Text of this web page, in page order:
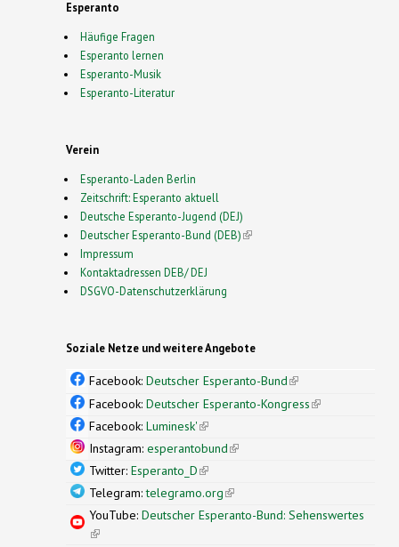
Esperanto
Häufige Fragen
Esperanto lernen
Esperanto-Musik
Esperanto-Literatur
Verein
Esperanto-Laden Berlin
Zeitschrift: Esperanto aktuell
Deutsche Esperanto-Jugend (DEJ)
Deutscher Esperanto-Bund (DEB)(link is external)
Impressum
Kontaktadressen DEB/ DEJ
DSGVO-Datenschutzerklärung
Soziale Netze und weitere Angebote
Facebook: Deutscher Esperanto-Bund(link is
external)
Facebook: Deutscher Esperanto-Kongress(link is
Facebook: Luminesk'(link is external)
Instagram: esperantobund(link is external)
Twitter: Esperanto_D(link is external)
Telegram:telegramo.org(link is external)
YouTube: Deutscher Esperanto-Bund: Sehenswertes
(link is external)